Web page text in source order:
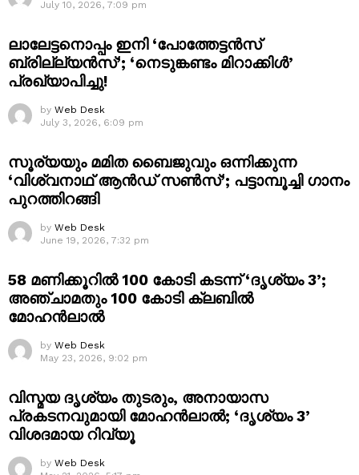
July 10, 2026, 7:09 pm
ലാലേട്ടനൊപ്പം ഇനി ‘പോത്തേട്ടൻസ്
ബ്രില്ല്യൻസ്’; ‘നെടുങ്കണ്ടം മിറാക്കിൾ’
പ്രഖ്യാപിച്ചു!
by Web Desk
July 3, 2026, 6:09 pm
സൂര്യയും മമിത ബൈജുവും ഒന്നിക്കുന്ന
‘വിശ്വനാഥ് ആൻഡ് സൺസ്’; പട്ടാമ്പൂച്ചി ഗാനം
പുറത്തിറങ്ങി
by Web Desk
June 19, 2026, 7:32 pm
58 മണിക്കൂറിൽ 100 കോടി കടന്ന് ‘ദൃശ്യം 3’;
അഞ്ചാമതും 100 കോടി ക്ലബിൽ
മോഹൻലാൽ
by Web Desk
May 23, 2026, 9:02 pm
വിസ്മയ ദൃശ്യം തുടരും, അനായാസ
പ്രകടനവുമായി മോഹൻലാൽ; ‘ദൃശ്യം 3’
വിശദമായ റിവ്യൂ
by Web Desk